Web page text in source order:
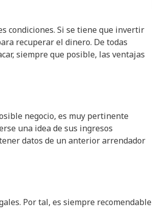
condiciones. Si se tiene que invertir
recuperar el dinero. De todas
siempre que posible, las ventajas
negocio, es muy pertinente
una idea de sus ingresos
datos de un anterior arrendador
Por tal, es siempre recomendable